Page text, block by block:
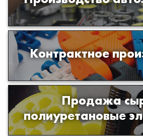
Контрактное
Производство изделий
и полимеров по
Продажа
полиуретановые
Продажа сырья для
изделий из